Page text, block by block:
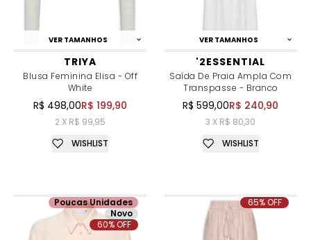
VER TAMANHOS
TRIYA
Blusa Feminina Elisa - Off
White
R$ 498,00R$ 199,90
2 X R$ 99,95
WISHLIST
VER TAMANHOS
'2ESSENTIAL
Saída De Praia Ampla Com
Transpasse - Branco
R$ 599,00R$ 240,90
3 X R$ 80,30
WISHLIST
Poucas Unidades
Novo
60% OFF
65% OFF